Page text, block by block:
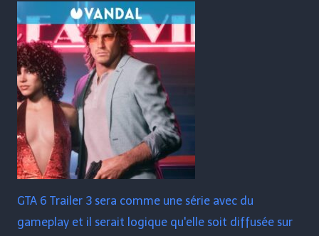
GTA 6 Trailer 3 sera comme une série avec du
gameplay et il serait logique qu'elle soit diffusée sur